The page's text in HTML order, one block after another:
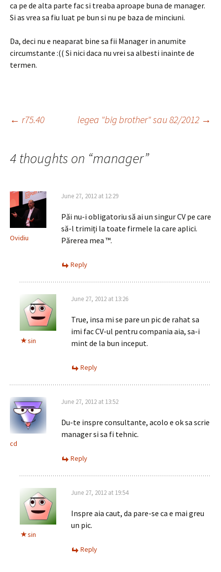
ca pe de alta parte fac si treaba aproape buna de manager.
Si as vrea sa fiu luat pe bun si nu pe baza de minciuni.
Da, deci nu e neaparat bine sa fii Manager in anumite
circumstante :(( Si nici daca nu vrei sa albesti inainte de
termen.
Post
navigation
← r75.40 legea "big brother" sau 82/2012 →
4 thoughts on “manager”
Ovidiu
June 27, 2012 at 12:29
Păi nu-i obligatoriu să ai un singur CV pe care
să-l trimiți la toate firmele la care aplici.
Părerea mea ™.
Reply
sin
June 27, 2012 at 13:26
True, insa mi se pare un pic de rahat sa
imi fac CV-ul pentru compania aia, sa-i
mint de la bun inceput.
Reply
cd
June 27, 2012 at 13:52
Du-te inspre consultante, acolo e ok sa scrie
manager si sa fi tehnic.
Reply
sin
June 27, 2012 at 19:54
Inspre aia caut, da pare-se ca e mai greu
un pic.
Reply